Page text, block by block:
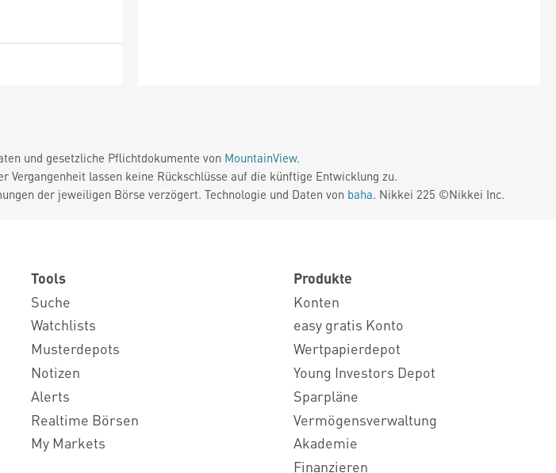
und gesetzliche Pflichtdokumente von MountainView.
Vergangenheit lassen keine Rückschlüsse auf die künftige Entwicklung zu.
der jeweiligen Börse verzögert. Technologie und Daten von baha. Nikkei 225 ©Nikkei Inc.
Tools
Suche
Watchlists
Musterdepots
Notizen
Alerts
Realtime Börsen
My Markets
Produkte
Konten
easy gratis Konto
Wertpapierdepot
Young Investors Depot
Sparpläne
Vermögensverwaltung
Akademie
Finanzieren